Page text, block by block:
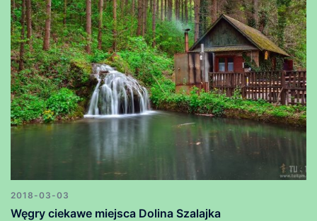
2018-03-03
Węgry ciekawe miejsca Dolina Szalajka